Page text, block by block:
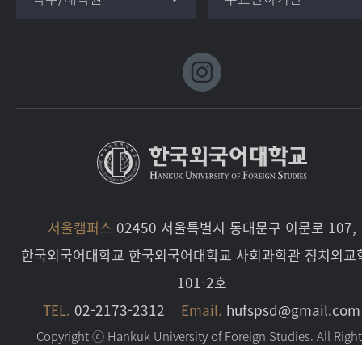
서울캠퍼스 02450 서울특별시 동대문구 이문로 107,
한국외국어대학교 한국외국어대학교 사회과학관 정치외교
101-2호
TEL. 02-2173-2312 Email. hufspsd@gmail.com
Copyright ⓒ Hankuk University of Foreign Studies. All